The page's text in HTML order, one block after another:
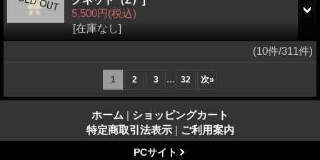
5,500円(税込)
[在庫なし]
(10件/311件)
1 2 3 ... 32 次»
ホーム | ショッピングカート
特定商取引法表示 | ご利用案内
PCサイト